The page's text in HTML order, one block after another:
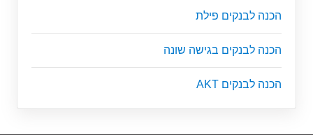
הכנה לבנקים פילת
הכנה לבנקים בגישה שונה
הכנה לבנקים AKT